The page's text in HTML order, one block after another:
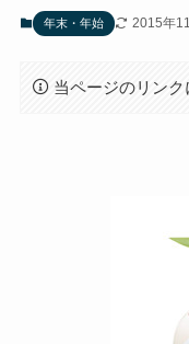
年末・年始 2015年
当ページのリンク